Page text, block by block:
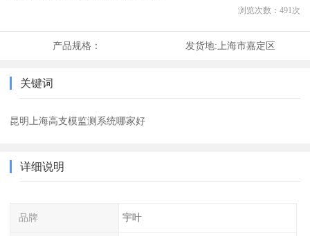
浏览次数： 491 次
产品规格： 发货地:上海市嘉定区
关键词
昆明上海高支模监测系统哪家好
详细说明
品牌 宇叶